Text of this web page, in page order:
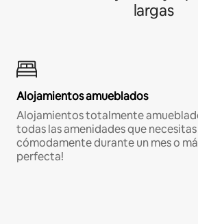
largas
Alojamientos amueblados
Alojamientos totalmente
todas las amenidades que
cómodamente durante un mes o
perfecta!